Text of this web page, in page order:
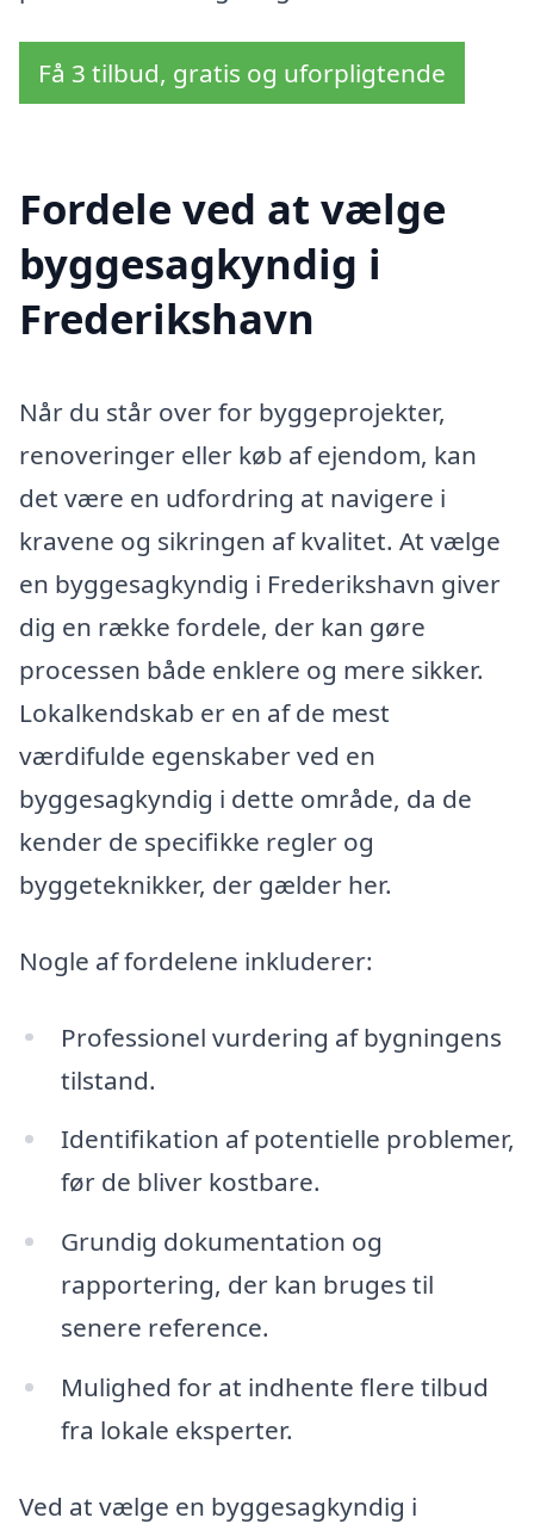
Få 3 tilbud, gratis og uforpligtende
Fordele ved at vælge
byggesagkyndig i
Frederikshavn
Når du står over for byggeprojekter,
renoveringer eller køb af ejendom, kan
det være en udfordring at navigere i
kravene og sikringen af kvalitet. At vælge
en byggesagkyndig i Frederikshavn giver
dig en række fordele, der kan gøre
processen både enklere og mere sikker.
Lokalkendskab er en af de mest
værdifulde egenskaber ved en
byggesagkyndig i dette område, da de
kender de specifikke regler og
byggeteknikker, der gælder her.
Nogle af fordelene inkluderer:
Professionel vurdering af bygningens
tilstand.
Identifikation af potentielle problemer,
før de bliver kostbare.
Grundig dokumentation og
rapportering, der kan bruges til
senere reference.
Mulighed for at indhente flere tilbud
fra lokale eksperter.
Ved at vælge en byggesagkyndig i